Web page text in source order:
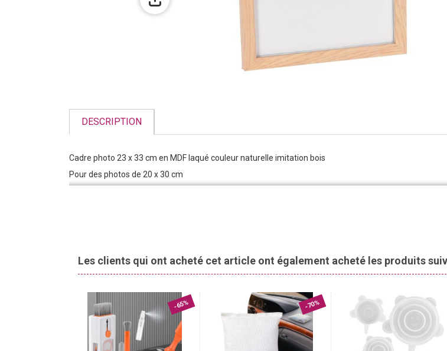
DESCRIPTION
Cadre photo 23 x 33 cm en MDF laqué couleur naturelle imitation bois
Pour des photos de 20 x 30 cm
Les clients qui ont acheté cet article ont également acheté les produits
-65% -70%